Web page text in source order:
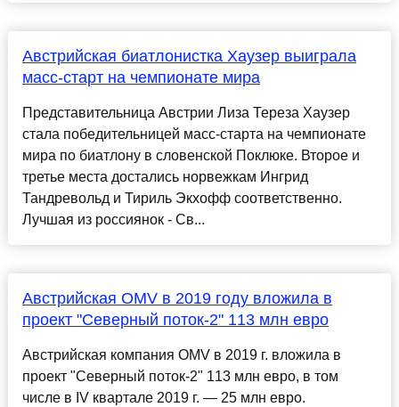
Австрийская биатлонистка Хаузер выиграла
масс-старт на чемпионате мира
Представительница Австрии Лиза Тереза Хаузер
стала победительницей масс-старта на чемпионате
мира по биатлону в словенской Поклюке. Второе и
третье места достались норвежкам Ингрид
Тандревольд и Тириль Экхофф соответственно.
Лучшая из россиянок - Св...
Австрийская OMV в 2019 году вложила в
проект "Северный поток-2" 113 млн евро
Австрийская компания OMV в 2019 г. вложила в
проект "Северный поток-2" 113 млн евро, в том
числе в IV квартале 2019 г. — 25 млн евро.